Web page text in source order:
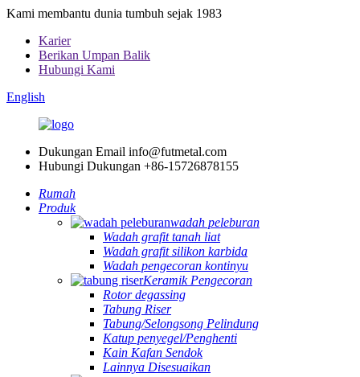
Kami membantu dunia tumbuh sejak 1983
Karier
Berikan Umpan Balik
Hubungi Kami
English
Dukungan Email info@futmetal.com
Hubungi Dukungan +86-15726878155
Rumah
Produk
wadah peleburan
Wadah grafit tanah liat
Wadah grafit silikon karbida
Wadah pengecoran kontinyu
Keramik Pengecoran
Rotor degassing
Tabung Riser
Tabung/Selongsong Pelindung
Katup penyegel/Penghenti
Kain Kafan Sendok
Lainnya Disesuaikan